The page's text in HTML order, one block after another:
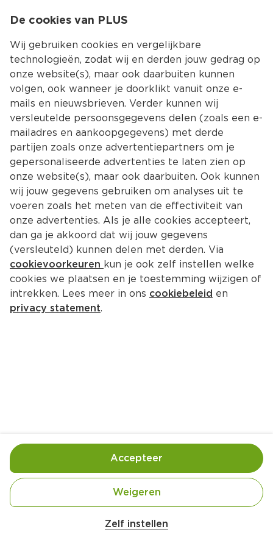
Kies jouw
Ingrediënten Bereiding
De cookies van PLUS
Wij gebruiken cookies en vergelijkbare
technologieën, zodat wij en derden jouw gedrag op
onze website(s), maar ook daarbuiten kunnen
volgen, ook wanneer je doorklikt vanuit onze e-
mails en nieuwsbrieven. Verder kunnen wij
versleutelde persoonsgegevens delen (zoals een e-
mailadres en aankoopgegevens) met derde
partijen zoals onze advertentiepartners om je
gepersonaliseerde advertenties te laten zien op
onze website(s), maar ook daarbuiten. Ook kunnen
wij jouw gegevens gebruiken om analyses uit te
voeren zoals het meten van de effectiviteit van
onze advertenties. Als je alle cookies accepteert,
dan ga je akkoord dat wij jouw gegevens
(versleuteld) kunnen delen met derden. Via
cookievoorkeuren kun je ook zelf instellen welke
cookies we plaatsen en je toestemming wijzigen of
intrekken. Lees meer in ons cookiebeleid en
privacy statement.
Zelf instellen
Weigeren
Accepteer